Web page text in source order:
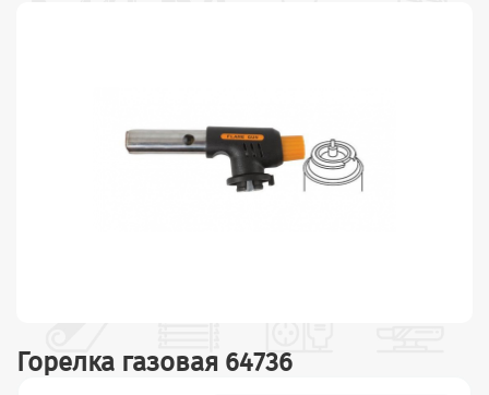
Горелка газовая 64736